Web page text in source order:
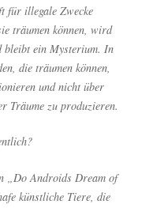
für ille­ga­le Zwe­cke
träu­men kön­nen, wird
bleibt ein Mys­te­ri­um. In
die träu­men kön­nen,
und nicht über
Träu­me zu produzieren.
„Do Andro­ids Dream of
künst­li­che Tie­re, die